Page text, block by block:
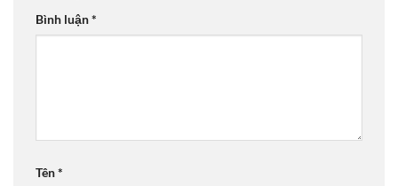
Bình luận*
Tên*